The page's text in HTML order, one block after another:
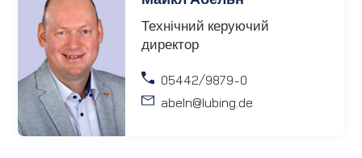
Технічний керуючий
директор
05442/9879-0
abeln@lubing.de